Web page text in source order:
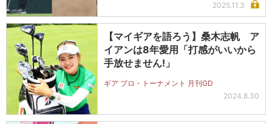
2025.11.3
【マイギアを語ろう】桑木志帆 ア
イアンは8年愛用「打感がいいから
手放せません!」
ギア プロ・トーナメント 月刊GD
2024.8.30